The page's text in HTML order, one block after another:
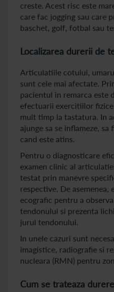
creste. Acest risc este
care fac jogging sau care
baschet, golf, fotbal sau
Localizarea durerii de
Articulatiile cotului,
sunt cele mai afectate.
pacientul in remarca este
efectuarii exercitiilor
mult timp la tastatura. In
ajunge sa se inflameze,
cand este atins.
Pentru o diagnosticare
examen clinic al
testat prin manevre
respective. De asemenea,
ecografic pentru a
tendonului si prezenta
jurul tendonului.
In unele cazuri sunt
imagistice, radiografie si
nucleara (RMN) pentru
Cum se trateaza